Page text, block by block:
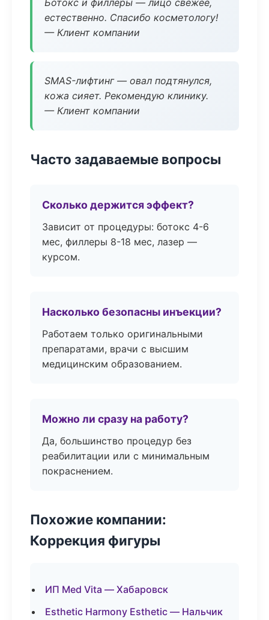
Ботокс и филлеры — лицо свежее,
естественно. Спасибо косметологу!
— Клиент компании
SMAS-лифтинг — овал подтянулся,
кожа сияет. Рекомендую клинику.
— Клиент компании
Часто задаваемые вопросы
Сколько держится эффект?
Зависит от процедуры: ботокс 4-6
мес, филлеры 8-18 мес, лазер —
курсом.
Насколько безопасны инъекции?
Работаем только оригинальными
препаратами, врачи с высшим
медицинским образованием.
Можно ли сразу на работу?
Да, большинство процедур без
реабилитации или с минимальным
покраснением.
Похожие компании:
Коррекция фигуры
ИП Med Vita — Хабаровск
Esthetic Harmony Esthetic — Нальчик